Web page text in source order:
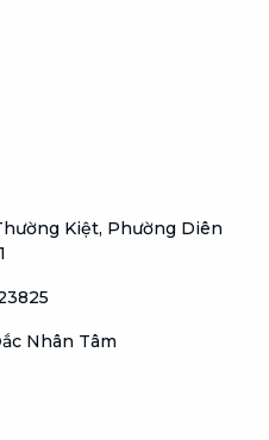
Kiệt, Phường Diên
Nhân Tâm